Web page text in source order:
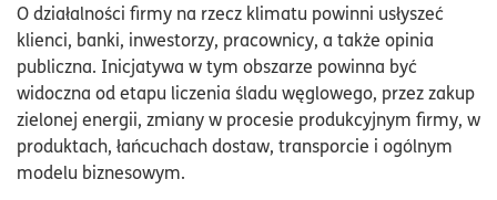
O działalności firmy na rzecz klimatu powinni usłyszeć
klienci, banki, inwestorzy, pracownicy, a także opinia
publiczna. Inicjatywa w tym obszarze powinna być
widoczna od etapu liczenia śladu węglowego, przez zakup
zielonej energii, zmiany w procesie produkcyjnym firmy, w
produktach, łańcuchach dostaw, transporcie i ogólnym
modelu biznesowym.